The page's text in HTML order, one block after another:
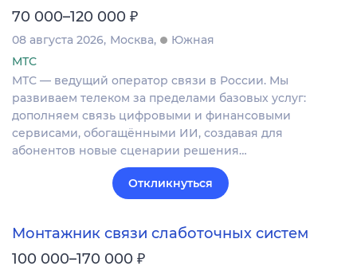
70 000–120 000 ₽
08 августа 2026 Москва
Южная
МТС
МТС — ведущий оператор связи в России. Мы
развиваем телеком за пределами базовых услуг:
дополняем связь цифровыми и финансовыми
сервисами, обогащёнными ИИ, создавая для
абонентов новые сценарии решения…
Откликнуться
Монтажник связи слаботочных систем
100 000–170 000 ₽